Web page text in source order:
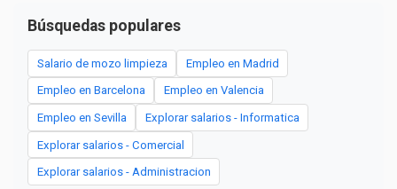
Búsquedas populares
Salario de mozo limpieza Empleo en Madrid
Empleo en Barcelona Empleo en Valencia
Empleo en Sevilla Explorar salarios - Informatica
Explorar salarios - Comercial
Explorar salarios - Administracion